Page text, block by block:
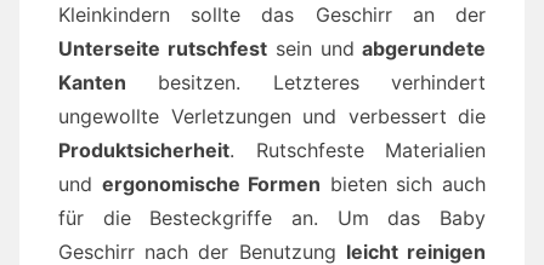
Kleinkindern sollte das Geschirr an der
Unterseite rutschfest sein und abgerundete
Kanten besitzen. Letzteres verhindert
ungewollte Verletzungen und verbessert die
Produktsicherheit. Rutschfeste Materialien
und ergonomische Formen bieten sich auch
für die Besteckgriffe an. Um das Baby
Geschirr nach der Benutzung leicht reinigen